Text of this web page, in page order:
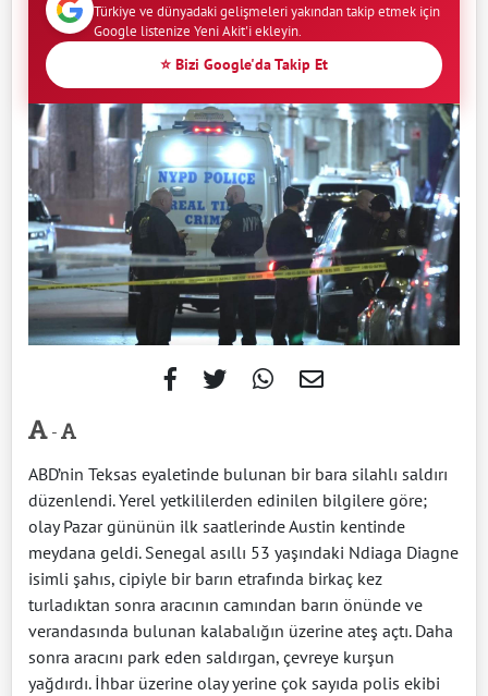
Türkiye ve dünyadaki gelişmeleri yakından takip etmek için
Google listenize Yeni Akit'i ekleyin.
⭐ Bizi Google'da Takip Et
-
ABD’nin Teksas eyaletinde bulunan bir bara silahlı saldırı
düzenlendi. Yerel yetkililerden edinilen bilgilere göre;
olay Pazar gününün ilk saatlerinde Austin kentinde
meydana geldi. Senegal asıllı 53 yaşındaki Ndiaga Diagne
isimli şahıs, cipiyle bir barın etrafında birkaç kez
turladıktan sonra aracının camından barın önünde ve
verandasında bulunan kalabalığın üzerine ateş açtı. Daha
sonra aracını park eden saldırgan, çevreye kurşun
yağdırdı. İhbar üzerine olay yerine çok sayıda polis ekibi